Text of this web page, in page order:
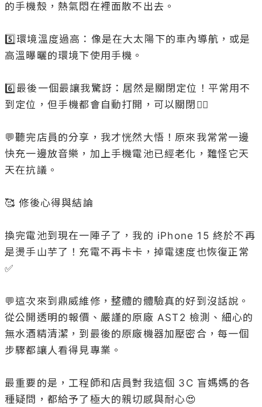
的手機殼，熱氣悶在裡面散不出去。
5️⃣環境溫度過高：像是在大太陽下的車內導航，或是
高溫曝曬的環境下使用手機。
6️⃣最後一個最讓我驚訝：居然是關閉定位！平常用不
到定位，但手機都會自動打開，可以關閉👍🏻
💬聽完店員的分享，我才恍然大悟！原來我常常一邊
快充一邊放音樂，加上手機電池已經老化，難怪它天
天在抗議。
🥰 修後心得與結論
換完電池到現在一陣子了，我的 iPhone 15 終於不再
是燙手山芋了！充電不再卡卡，掉電速度也恢復正常
✅
💬這次來到鼎威維修，整體的體驗真的好到沒話說。
從公開透明的報價、嚴謹的原廠 AST2 檢測、細心的
無水酒精清潔，到最後的原廠機器加壓密合，每一個
步驟都讓人看得見專業。
最重要的是，工程師和店員對我這個 3C 盲媽媽的各
種疑問，都給予了極大的親切感與耐心😍